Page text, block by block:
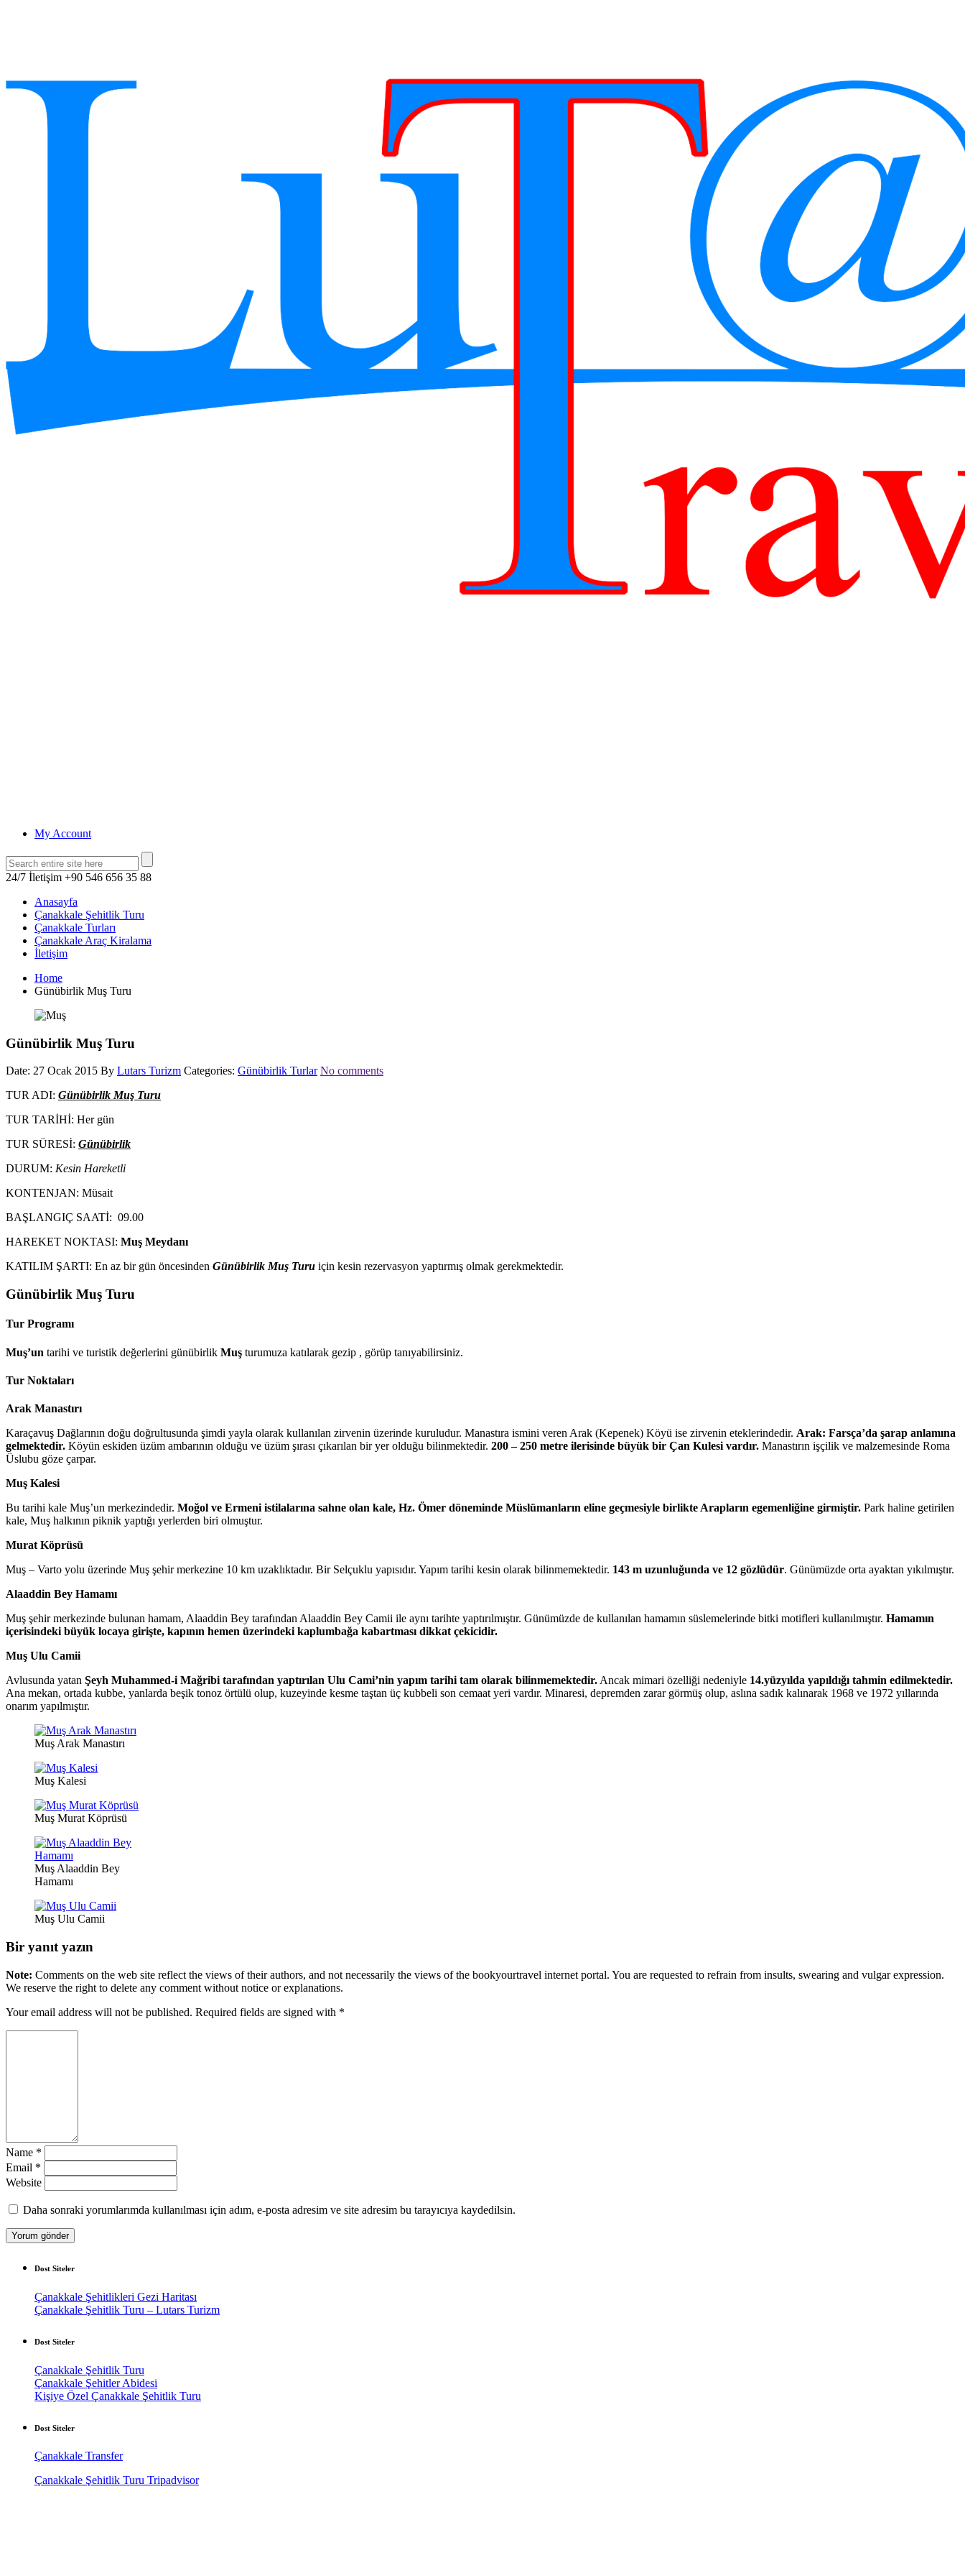
My Account
24/7 İletişim +90 546 656 35 88
Anasayfa
Çanakkale Şehitlik Turu
Çanakkale Turları
Çanakkale Araç Kiralama
İletişim
Home
Günübirlik Muş Turu
Günübirlik Muş Turu
Date: 27 Ocak 2015 By Lutars Turizm Categories: Günübirlik Turlar No comments
TUR ADI: Günübirlik Muş Turu
TUR TARİHİ: Her gün
TUR SÜRESİ: Günübirlik
DURUM: Kesin Hareketli
KONTENJAN: Müsait
BAŞLANGIÇ SAATİ: 09.00
HAREKET NOKTASI: Muş Meydanı
KATILIM ŞARTI: En az bir gün öncesinden Günübirlik Muş Turu için kesin rezervasyon yaptırmış olmak gerekmektedir.
Günübirlik Muş Turu
Tur Programı
Muş’un tarihi ve turistik değerlerini günübirlik Muş turumuza katılarak gezip , görüp tanıyabilirsiniz.
Tur Noktaları
Arak Manastırı
Karaçavuş Dağlarının doğu doğrultusunda şimdi yayla olarak kullanılan zirvenin üzerinde kuruludur. Manastıra ismini veren Arak (Kepenek) Köyü ise zirvenin eteklerindedir. Arak: Farsça’da şarap anlamına
gelmektedir. Köyün eskiden üzüm ambarının olduğu ve üzüm şırası çıkarılan bir yer olduğu bilinmektedir. 200 – 250 metre ilerisinde büyük bir Çan Kulesi vardır. Manastırın işçilik ve malzemesinde Roma
Üslubu göze çarpar.
Muş Kalesi
Bu tarihi kale Muş’un merkezindedir. Moğol ve Ermeni istilalarına sahne olan kale, Hz. Ömer döneminde Müslümanların eline geçmesiyle birlikte Arapların egemenliğine girmiştir. Park haline getirilen
kale, Muş halkının piknik yaptığı yerlerden biri olmuştur.
Murat Köprüsü
Muş – Varto yolu üzerinde Muş şehir merkezine 10 km uzaklıktadır. Bir Selçuklu yapısıdır. Yapım tarihi kesin olarak bilinmemektedir. 143 m uzunluğunda ve 12 gözlüdür. Günümüzde orta ayaktan yıkılmıştır.
Alaaddin Bey Hamamı
Muş şehir merkezinde bulunan hamam, Alaaddin Bey tarafından Alaaddin Bey Camii ile aynı tarihte yaptırılmıştır. Günümüzde de kullanılan hamamın süslemelerinde bitki motifleri kullanılmıştır. Hamamın
içerisindeki büyük locaya girişte, kapının hemen üzerindeki kaplumbağa kabartması dikkat çekicidir.
Muş Ulu Camii
Avlusunda yatan Şeyh Muhammed-i Mağribi tarafından yaptırılan Ulu Cami’nin yapım tarihi tam olarak bilinmemektedir. Ancak mimari özelliği nedeniyle 14.yüzyılda yapıldığı tahmin edilmektedir.
Ana mekan, ortada kubbe, yanlarda beşik tonoz örtülü olup, kuzeyinde kesme taştan üç kubbeli son cemaat yeri vardır. Minaresi, depremden zarar görmüş olup, aslına sadık kalınarak 1968 ve 1972 yıllarında
onarım yapılmıştır.
Muş Arak Manastırı
Muş Kalesi
Muş Murat Köprüsü
Muş Alaaddin Bey
Hamamı
Muş Ulu Camii
Bir yanıt yazın
Note: Comments on the web site reflect the views of their authors, and not necessarily the views of the bookyourtravel internet portal. You are requested to refrain from insults, swearing and vulgar expression.
We reserve the right to delete any comment without notice or explanations.
Your email address will not be published. Required fields are signed with *
Name *
Email *
Website
Daha sonraki yorumlarımda kullanılması için adım, e-posta adresim ve site adresim bu tarayıcıya kaydedilsin.
Dost Siteler
Çanakkale Şehitlikleri Gezi Haritası
Çanakkale Şehitlik Turu – Lutars Turizm
Dost Siteler
Çanakkale Şehitlik Turu
Çanakkale Şehitler Abidesi
Kişiye Özel Çanakkale Şehitlik Turu
Dost Siteler
Çanakkale Transfer
Çanakkale Şehitlik Turu Tripadvisor